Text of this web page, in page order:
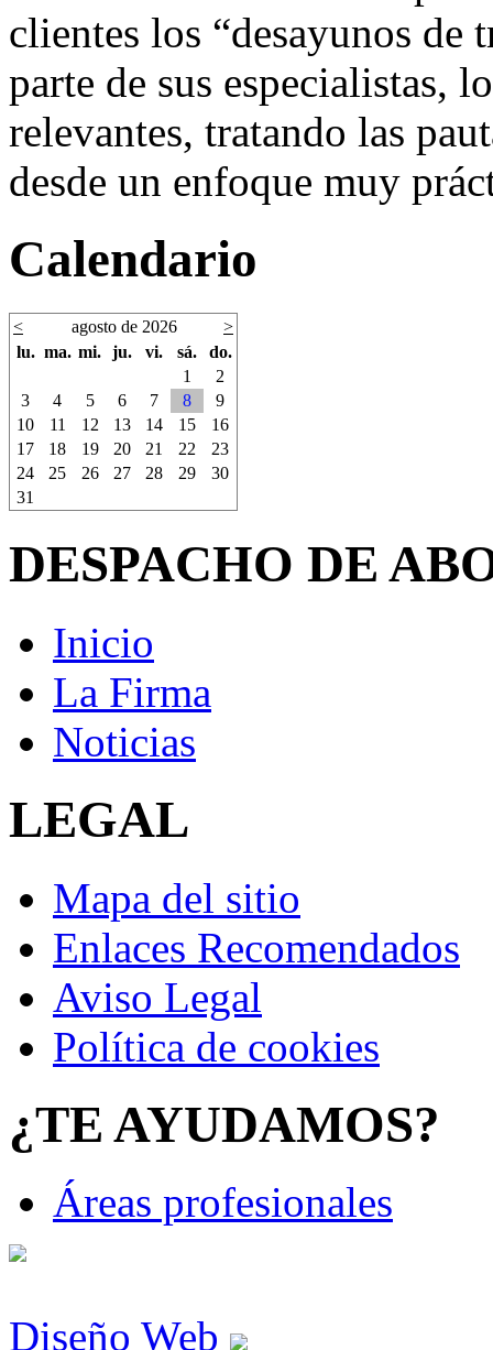
clientes los “desayunos de
parte de sus especialistas,
relevantes, tratando las
desde un enfoque muy
Calendario
< agosto de 2026
>
lu. ma. mi. ju. vi. sá.
do.
1
2
3
4 5 6 7 8
9
10
11 12 13 14 15
16
17
18 19 20 21 22
23
24
25 26 27 28 29
30
31
DESPACHO DE
Inicio
La Firma
Noticias
LEGAL
Mapa del sitio
Enlaces Recomendados
Aviso Legal
Política de cookies
¿TE AYUDAMOS?
Áreas profesionales
Diseño Web